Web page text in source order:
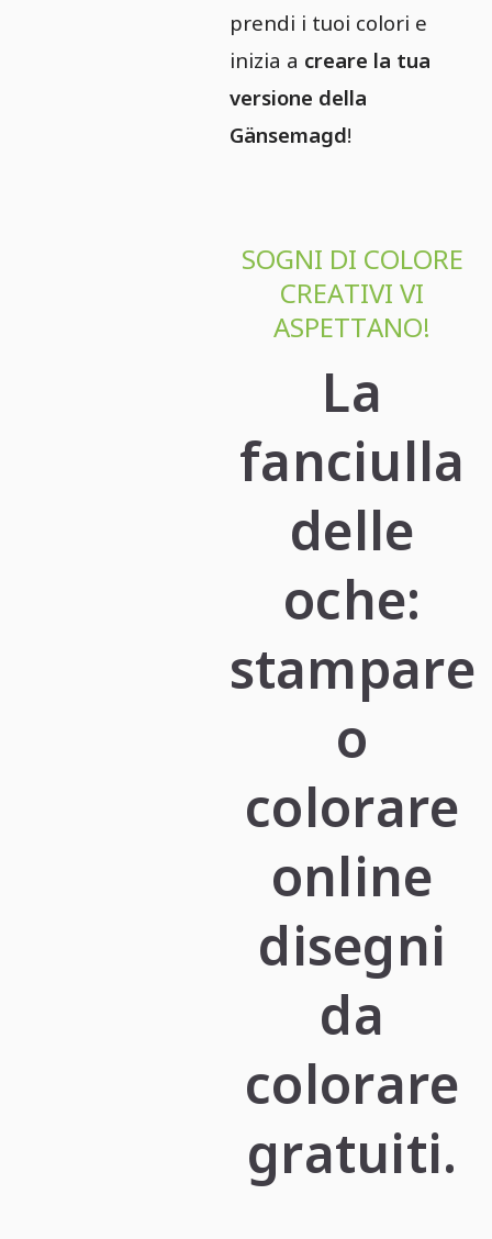
prendi i tuoi colori e
inizia a creare la tua
versione della
Gänsemagd!
SOGNI DI COLORE
CREATIVI VI
ASPETTANO!
La
fanciulla
delle
oche:
stampare
o
colorare
online
disegni
da
colorare
gratuiti.